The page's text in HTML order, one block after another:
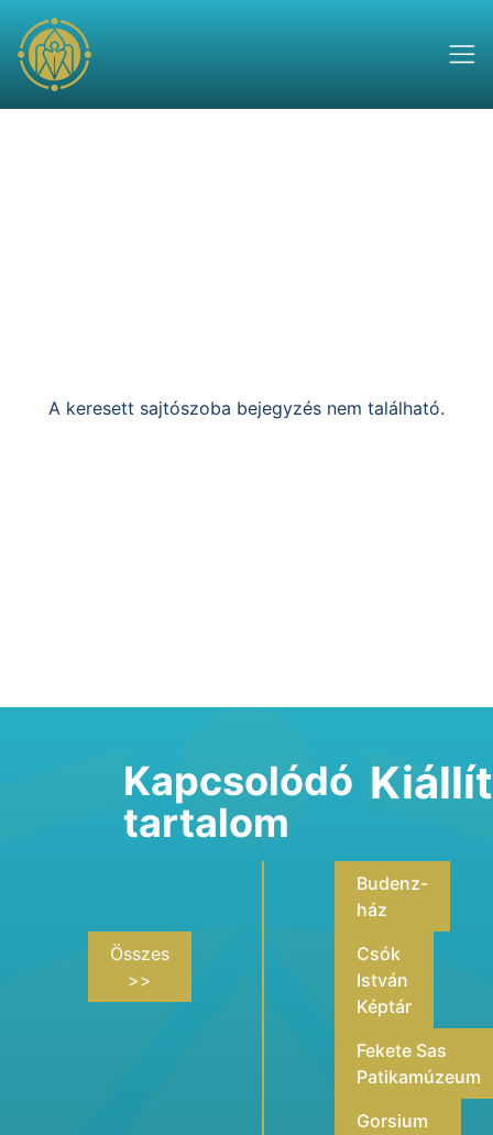
A keresett sajtószoba bejegyzés nem található.
Kapcsolódó
tartalom
Összes
>>
Budenz-
ház
Csók
István
Képtár
Fekete Sas
Patikamúzeum
Gorsium